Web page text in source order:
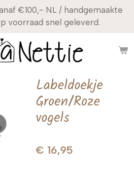
€100,- NL / handgemaakte
voorraad snel geleverd.
Labeldoekje
Groen/Roze
vogels
€ 16,95